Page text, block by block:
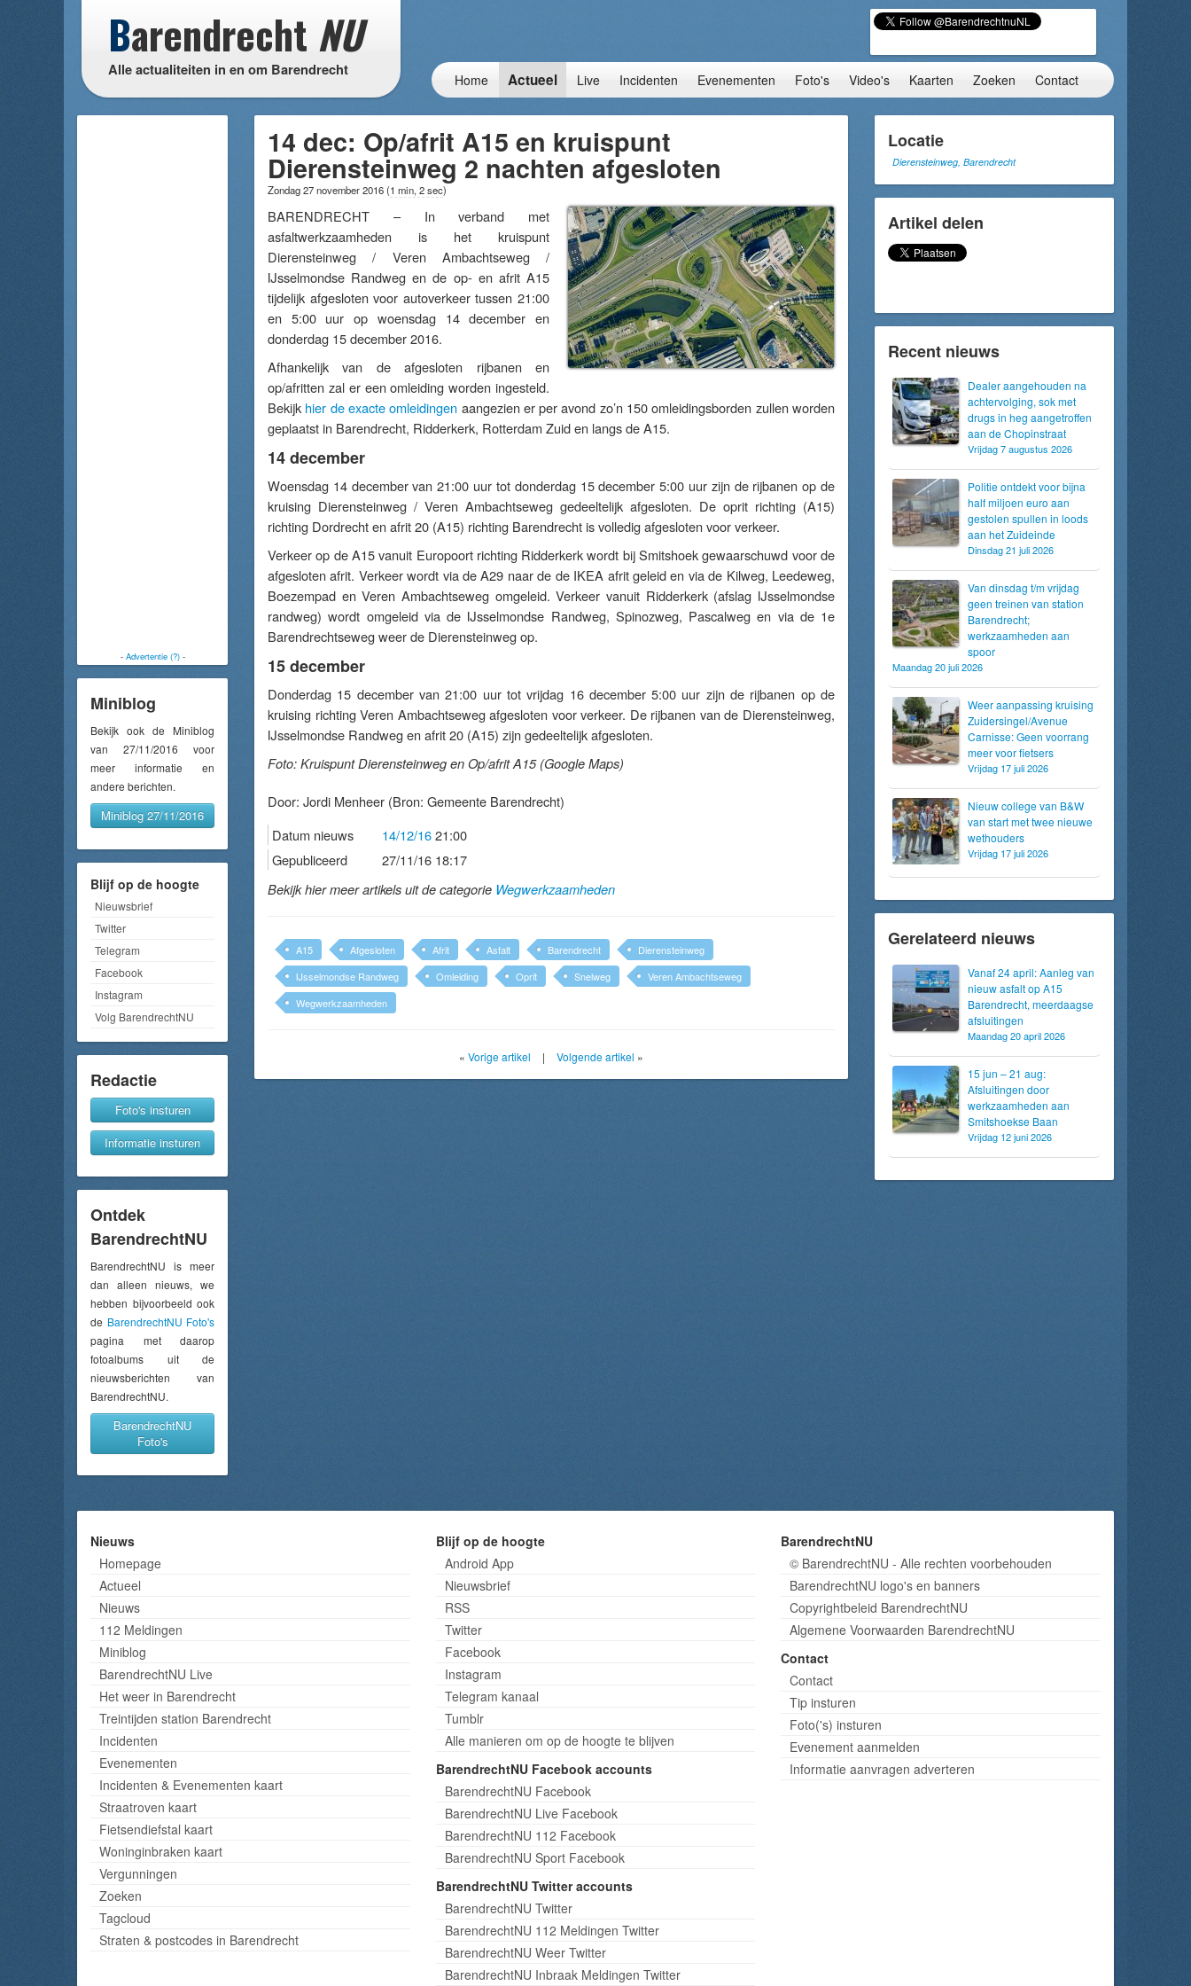
Barendrecht NU
Alle actualiteiten in en om Barendrecht
Home Actueel Live Incidenten Evenementen Foto's Video's Kaarten Zoeken Contact
- Advertentie (?)-
Miniblog
Bekijk ook de Miniblog
van 27/11/2016 voor
meer informatie en
andere berichten.
Miniblog 27/11/2016
Blijf op de hoogte
Nieuwsbrief
Twitter
Telegram
Facebook
Instagram
Volg BarendrechtNU
Redactie
Foto's insturen
Informatie insturen
Ontdek
BarendrechtNU
BarendrechtNU is meer
dan alleen nieuws, we
hebben bijvoorbeeld ook
de BarendrechtNU Foto's
pagina met daarop
fotoalbums uit de
nieuwsberichten van
BarendrechtNU.
BarendrechtNU
Foto's
14 dec: Op/afrit A15 en kruispunt
Dierensteinweg 2 nachten afgesloten
Zondag 27 november 2016(1 min, 2 sec)
BARENDRECHT – In verband met
asfaltwerkzaamheden is het kruispunt
Dierensteinweg / Veren Ambachtseweg /
IJsselmondse Randweg en de op- en afrit A15
tijdelijk afgesloten voor autoverkeer tussen 21:00
en 5:00 uur op woensdag 14 december en
donderdag 15 december 2016.
Afhankelijk van de afgesloten rijbanen en
op/afritten zal er een omleiding worden ingesteld.
Bekijk hier de exacte omleidingen aangezien er per avond zo’n 150 omleidingsborden zullen worden
geplaatst in Barendrecht, Ridderkerk, Rotterdam Zuid en langs de A15.
14 december
Woensdag 14 december van 21:00 uur tot donderdag 15 december 5:00 uur zijn de rijbanen op de
kruising Dierensteinweg / Veren Ambachtseweg gedeeltelijk afgesloten. De oprit richting (A15)
richting Dordrecht en afrit 20 (A15) richting Barendrecht is volledig afgesloten voor verkeer.
Verkeer op de A15 vanuit Europoort richting Ridderkerk wordt bij Smitshoek gewaarschuwd voor de
afgesloten afrit. Verkeer wordt via de A29 naar de de IKEA afrit geleid en via de Kilweg, Leedeweg,
Boezempad en Veren Ambachtseweg omgeleid. Verkeer vanuit Ridderkerk (afslag IJsselmondse
randweg) wordt omgeleid via de IJsselmondse Randweg, Spinozweg, Pascalweg en via de 1e
Barendrechtseweg weer de Dierensteinweg op.
15 december
Donderdag 15 december van 21:00 uur tot vrijdag 16 december 5:00 uur zijn de rijbanen op de
kruising richting Veren Ambachtseweg afgesloten voor verkeer. De rijbanen van de Dierensteinweg,
IJsselmondse Randweg en afrit 20 (A15) zijn gedeeltelijk afgesloten.
Foto: Kruispunt Dierensteinweg en Op/afrit A15 (Google Maps)
Door: Jordi Menheer (Bron: Gemeente Barendrecht)
Datum nieuws
14/12/1621:00
Gepubliceerd
27/11/16 18:17
Bekijk hier meer artikels uit de categorie Wegwerkzaamheden
A15 Afgesloten Afrit Asfalt Barendrecht
Dierensteinweg
IJsselmondse Randweg
Omleiding Oprit Snelweg
Veren Ambachtseweg
Wegwerkzaamheden
« Vorige artikel | Volgende artikel »
Locatie
Dierensteinweg, Barendrecht
Artikel delen
Recent nieuws
Dealer aangehouden na
achtervolging, sok met
drugs in heg aangetroffen
aan de Chopinstraat
Vrijdag 7 augustus 2026
Politie ontdekt voor bijna
half miljoen euro aan
gestolen spullen in loods
aan het Zuideinde
Dinsdag 21 juli 2026
Van dinsdag t/m vrijdag
geen treinen van station
Barendrecht;
werkzaamheden aan
spoor
Maandag 20 juli 2026
Weer aanpassing kruising
Zuidersingel/Avenue
Carnisse: Geen voorrang
meer voor fietsers
Vrijdag 17 juli 2026
Nieuw college van B&W
van start met twee nieuwe
wethouders
Vrijdag 17 juli 2026
Gerelateerd nieuws
Vanaf 24 april: Aanleg van
nieuw asfalt op A15
Barendrecht, meerdaagse
afsluitingen
Maandag 20 april 2026
15 jun – 21 aug:
Afsluitingen door
werkzaamheden aan
Smitshoekse Baan
Vrijdag 12 juni 2026
Nieuws
Homepage
Actueel
Nieuws
112 Meldingen
Miniblog
BarendrechtNU Live
Het weer in Barendrecht
Treintijden station Barendrecht
Incidenten
Evenementen
Incidenten & Evenementen kaart
Straatroven kaart
Fietsendiefstal kaart
Woninginbraken kaart
Vergunningen
Zoeken
Tagcloud
Straten & postcodes in Barendrecht
Blijf op de hoogte
Android App
Nieuwsbrief
RSS
Twitter
Facebook
Instagram
Telegram kanaal
Tumblr
Alle manieren om op de hoogte te blijven
BarendrechtNU Facebook accounts
BarendrechtNU Facebook
BarendrechtNU Live Facebook
BarendrechtNU 112 Facebook
BarendrechtNU Sport Facebook
BarendrechtNU Twitter accounts
BarendrechtNU Twitter
BarendrechtNU 112 Meldingen Twitter
BarendrechtNU Weer Twitter
BarendrechtNU Inbraak Meldingen Twitter
BarendrechtNU
© BarendrechtNU - Alle rechten voorbehouden
BarendrechtNU logo's en banners
Copyrightbeleid BarendrechtNU
Algemene Voorwaarden BarendrechtNU
Contact
Contact
Tip insturen
Foto('s) insturen
Evenement aanmelden
Informatie aanvragen adverteren